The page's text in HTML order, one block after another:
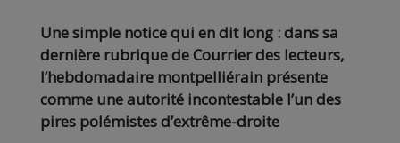
Une simple notice qui en dit long : dans sa
dernière rubrique de Courrier des lecteurs,
l’hebdomadaire montpelliérain présente
comme une autorité incontestable l’un des
pires polémistes d’extrême-droite